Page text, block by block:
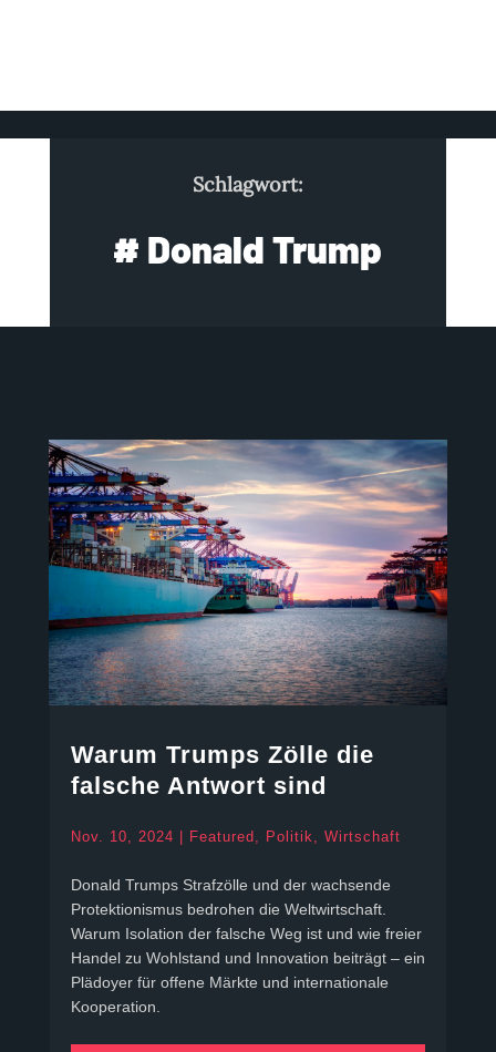
Schlagwort:
# Donald Trump
Warum Trumps Zölle die
falsche Antwort sind
Nov. 10, 2024 Featured , Politik, Wirtschaft
Donald Trumps Strafzölle und der wachsende
Protektionismus bedrohen die Weltwirtschaft.
Warum Isolation der falsche Weg ist und wie freier
Handel zu Wohlstand und Innovation beiträgt – ein
Plädoyer für offene Märkte und internationale
Kooperation.